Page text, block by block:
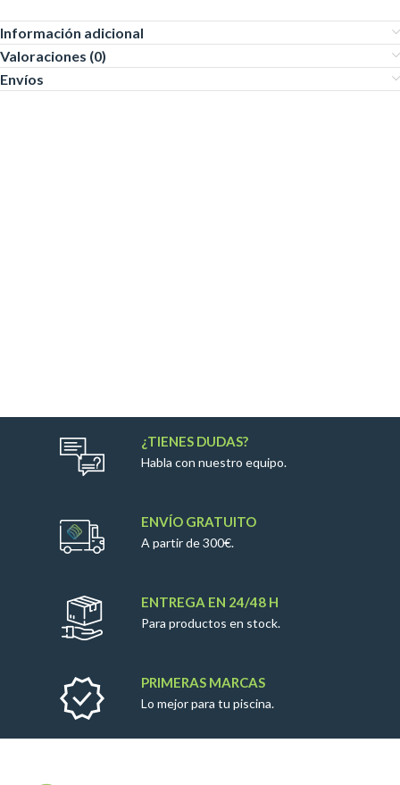
Información adicional
Valoraciones (0)
Envíos
¿TIENES DUDAS?
Habla con nuestro equipo.
ENVÍO GRATUITO
A partir de 300€.
ENTREGA EN 24/48 H
Para productos en stock.
PRIMERAS MARCAS
Lo mejor para tu piscina.